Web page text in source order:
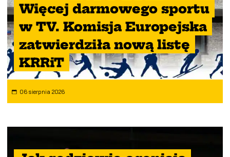
Więcej darmowego sportu
w TV. Komisja Europejska
zatwierdziła nową listę
KRRiT
06 sierpnia 2026